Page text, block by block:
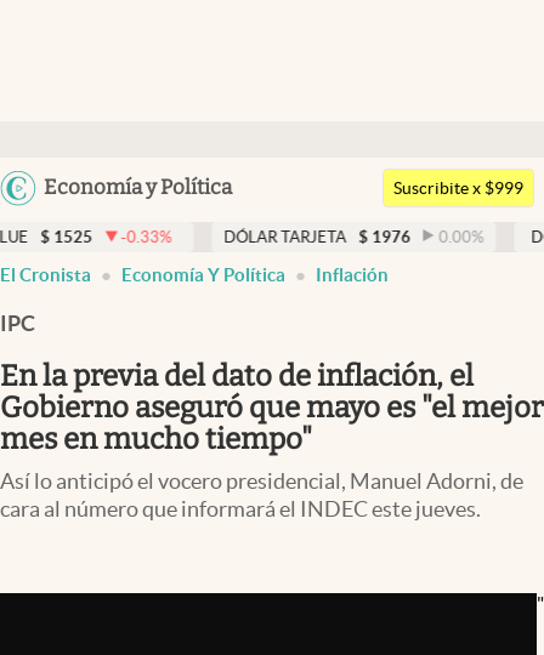
Argentina
Uruguay
Economía y Política
Members
Economía y Política
Finanzas y Mercados
Negocios
Columnistas
Apertura
Suscribite x $999
-0.33% DÓLAR TARJETA $ 1976 0.00% DÓLAR MEP
El Cronista Economía Y Política Inflación
IPC
En la previa del dato de inflación, el
Gobierno aseguró que mayo es "el mejor
mes en mucho tiempo"
Así lo anticipó el vocero presidencial, Manuel Adorni, de
cara al número que informará el INDEC este jueves.
"